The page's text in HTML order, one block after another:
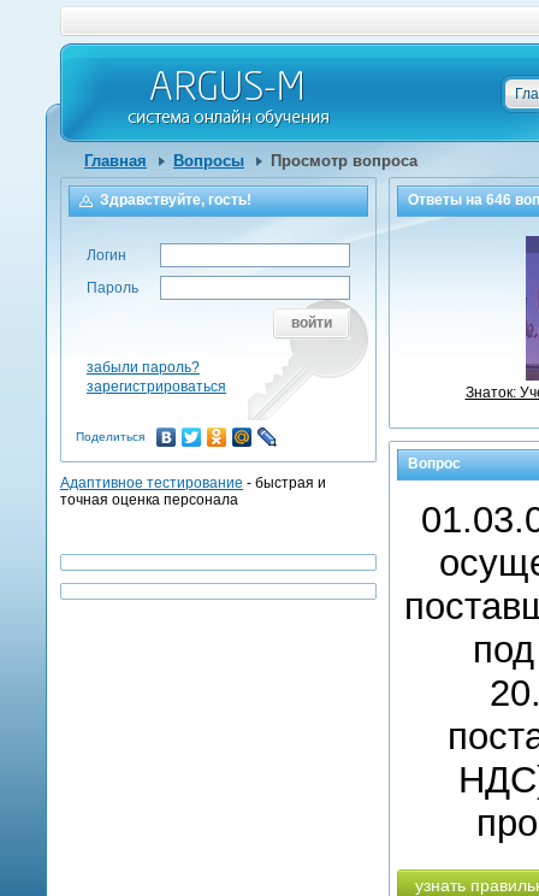
Главная Вопросы Просмотр вопроса
Ответы на646
Знаток:
Вопрос
узнать
Здравствуйте, гость!
Логин
Пароль
войти
забыли пароль?
зарегистрироваться
Поделиться
Адаптивное тестирование - быстрая и
точная оценка персонала